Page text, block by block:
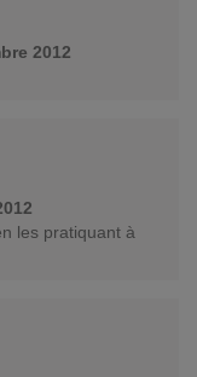
2012
les pratiquant à